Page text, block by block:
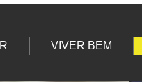
VIVER BEM